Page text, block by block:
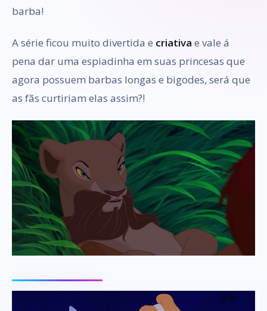
barba!
A série ficou muito divertida e criativa e vale á
pena dar uma espiadinha em suas princesas que
agora possuem barbas longas e bigodes, será que
as fãs curtiriam elas assim?!